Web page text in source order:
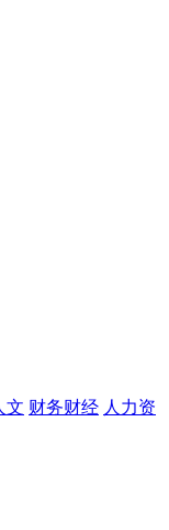
文 财务财经 人力资